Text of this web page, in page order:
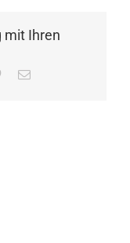
mit Ihren
Pinterest
E-